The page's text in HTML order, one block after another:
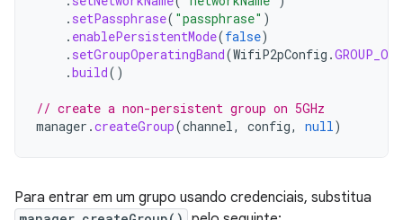
. setPassphrase( "passphrase" )
. enablePersistentMode(false)
. setGroupOperatingBand(WifiP2pConfig .
.build()
// create a non-persistent group on 5GHz
manager .createGroup(channel, config, null)
Para entrar em um grupo usando credenciais, substitua